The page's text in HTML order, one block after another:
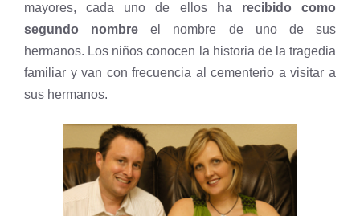
mayores, cada uno de ellos
ha recibido como
segundo nombre el nombre de uno de sus
hermanos. Los niños conocen la historia de la tragedia
familiar y van con frecuencia al cementerio a visitar a
sus hermanos.